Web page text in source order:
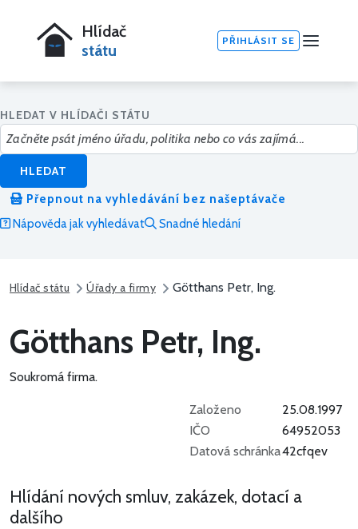
Hlídač
státu
PŘIHLÁSIT SE
HLEDAT V HLÍDAČI STÁTU
HLEDAT
Přepnout na vyhledávání bez našeptávače
Nápověda jak vyhledávat
Snadné hledání
Hlídač státu Úřady a firmy Götthans Petr, Ing.
Götthans Petr, Ing.
Soukromá firma.
Založeno
25.08.1997
IČO
64952053
Datová schránka42cfqev
Hlídání nových smluv, zakázek, dotací a
dalšího